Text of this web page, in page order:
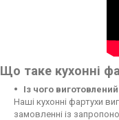
Що таке кухонні
Із чого
Наші кухонні фартухи
замовленні із